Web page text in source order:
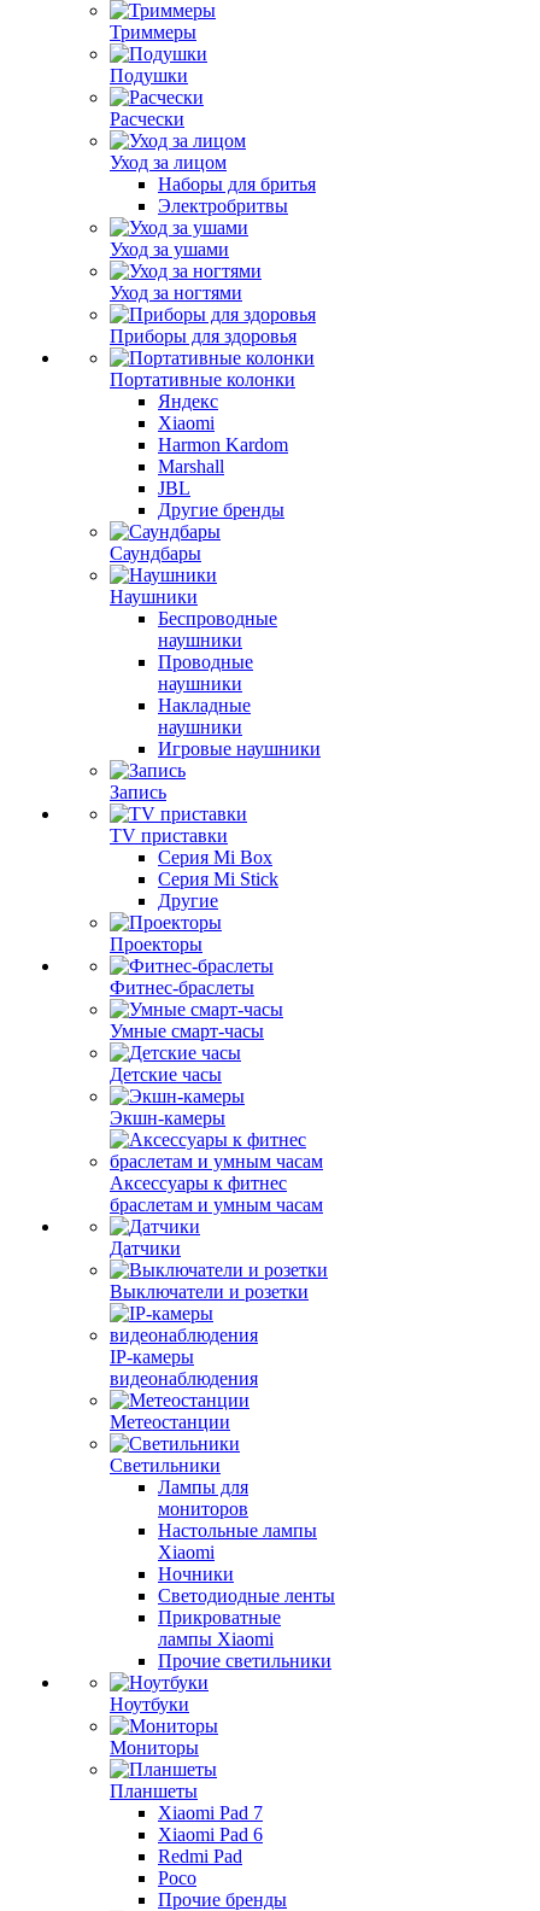
Триммеры
Подушки
Расчески
Уход за лицом
Наборы для бритья
Электробритвы
Уход за ушами
Уход за ногтями
Приборы для здоровья
Портативные колонки
Яндекс
Xiaomi
Harmon Kardom
Marshall
JBL
Другие бренды
Саундбары
Наушники
Беспроводные
наушники
Проводные
наушники
Накладные
наушники
Игровые наушники
Запись
TV приставки
Серия Mi Box
Серия Mi Stick
Другие
Проекторы
Фитнес-браслеты
Умные смарт-часы
Детские часы
Экшн-камеры
Аксессуары к фитнес
браслетам и умным часам
Датчики
Выключатели и розетки
IP-камеры
видеонаблюдения
Метеостанции
Светильники
Лампы для
мониторов
Настольные лампы
Xiaomi
Ночники
Светодиодные ленты
Прикроватные
лампы Xiaomi
Прочие светильники
Ноутбуки
Мониторы
Планшеты
Xiaomi Pad 7
Xiaomi Pad 6
Redmi Pad
Poco
Прочие бренды